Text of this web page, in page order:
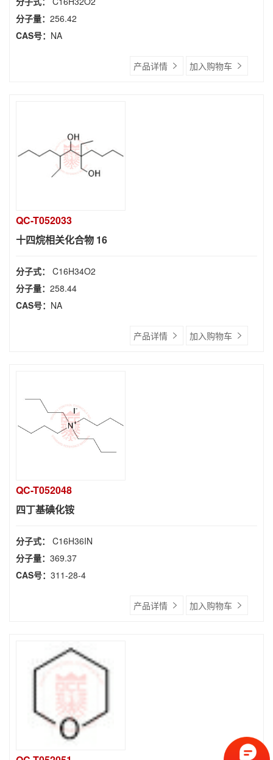
分子量： 256.42
CAS号： NA
产品详情 加入购物车
QC-T052033
十四烷相关化合物 16
分子式： C16H34O2
分子量： 258.44
CAS号： NA
产品详情 加入购物车
QC-T052048
四丁基碘化铵
分子式： C16H36IN
分子量： 369.37
CAS号： 311-28-4
产品详情 加入购物车